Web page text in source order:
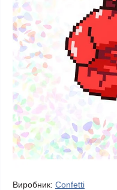
Виробник: Confetti